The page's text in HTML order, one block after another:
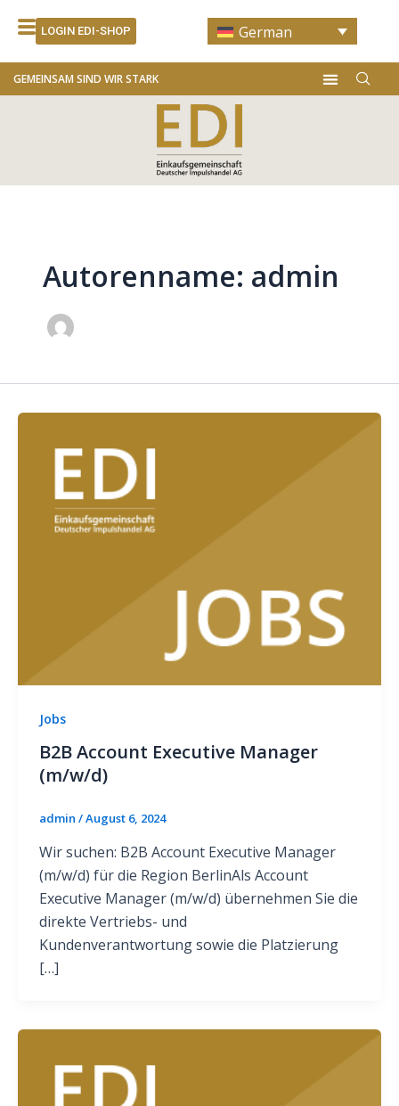
Inhalt LOGIN EDI-SHOP German
GEMEINSAM SIND WIR STARK Menü
Autorenname: admin
Jobs
B2B Account Executive Manager
(m/w/d)
admin /August 6, 2024
Wir suchen: B2B Account Executive Manager
(m/w/d) für die Region BerlinAls Account
Executive Manager (m/w/d) übernehmen Sie die
direkte Vertriebs- und
Kundenverantwortung sowie die Platzierung
[…]
pagination